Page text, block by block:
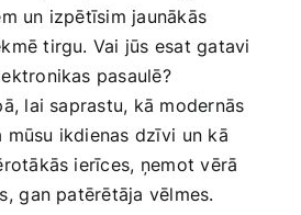
un izpētīsim jaunākās
tirgu. Vai jūs esat gatavi
pasaulē?
lai saprastu, kā​ modernās
mūsu ikdienas dzīvi⁢ un kā
ierīces, ⁢ņemot vērā
gan patērētāja vēlmes.